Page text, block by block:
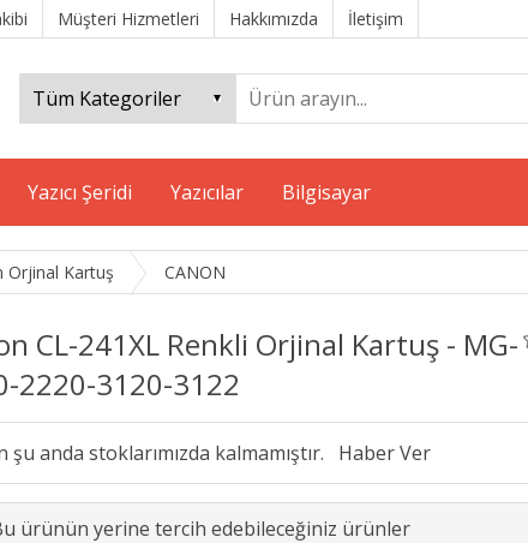
Müşteri Hizmetleri Hakkımızda İletişim
Yazıcı Şeridi Yazıcılar Bilgisayar
Orjinal Kartuş CANON
CL-241XL Renkli Orjinal Kartuş - MG-
2220-3120-3122
şu anda stoklarımızda kalmamıştır.
ürünün yerine tercih edebileceğiniz ürünler